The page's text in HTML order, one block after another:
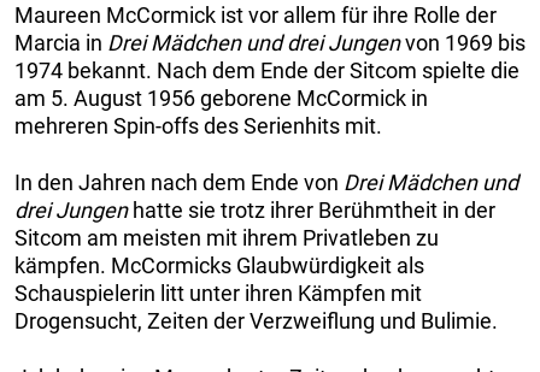
Maureen McCormick ist vor allem für ihre Rolle der
Marcia in Drei Mädchen und drei Jungenvon 1969 bis
1974 bekannt. Nach dem Ende der Sitcom spielte die
am 5. August 1956 geborene McCormick in
mehreren Spin-offs des Serienhits mit.
In den Jahren nach dem Ende von Drei Mädchen und
drei Jungenhatte sie trotz ihrer Berühmtheit in der
Sitcom am meisten mit ihrem Privatleben zu
kämpfen. McCormicks Glaubwürdigkeit als
Schauspielerin litt unter ihren Kämpfen mit
Drogensucht, Zeiten der Verzweiflung und Bulimie.